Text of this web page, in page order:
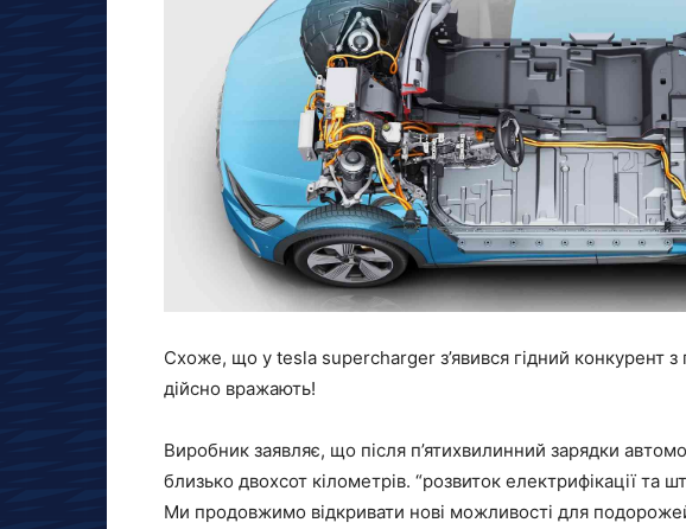
Схоже, що у tesla supercharger з’явився гідний конкурент з
дійсно вражають!
Виробник заявляє, що після п’ятихвилинний зарядки
близько двохсот кілометрів. “розвиток електрифікації та
Ми продовжимо відкривати нові можливості для